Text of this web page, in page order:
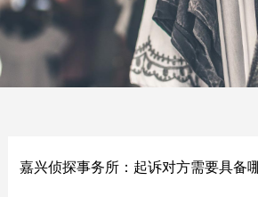
嘉兴侦探事务所：起诉对方需要具备